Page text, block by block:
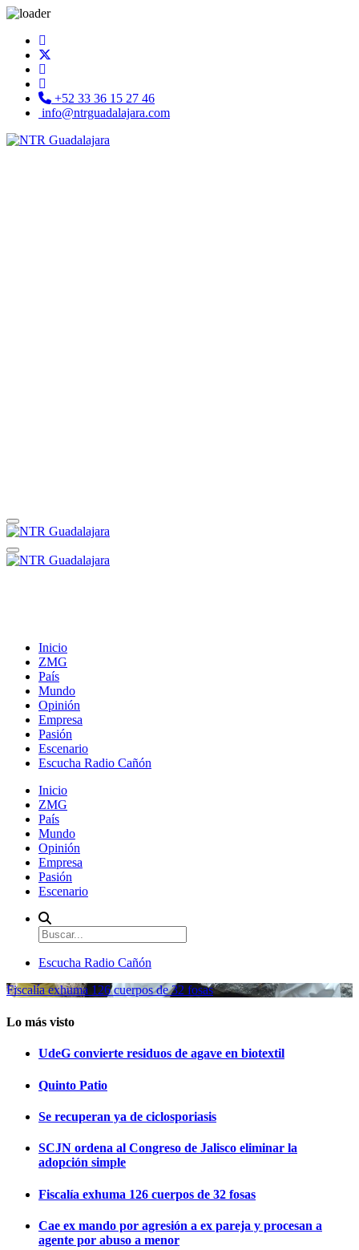
+52 33 36 15 27 46
info@ntrguadalajara.com
Inicio
ZMG
País
Mundo
Opinión
Empresa
Pasión
Escenario
Escucha Radio Cañón
Inicio
ZMG
País
Mundo
Opinión
Empresa
Pasión
Escenario
Escucha Radio Cañón
Fiscalía exhuma 126 cuerpos de 32 fosas
Lo más visto
UdeG convierte residuos de agave en biotextil
Quinto Patio
Se recuperan ya de ciclosporiasis
SCJN ordena al Congreso de Jalisco eliminar la
adopción simple
Fiscalía exhuma 126 cuerpos de 32 fosas
Cae ex mando por agresión a ex pareja y procesan a
agente por abuso a menor